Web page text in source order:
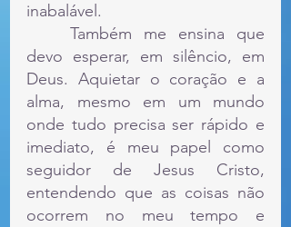
inabalável.
devo esperar, em silêncio, em
Deus. Aquietar o coração e a
alma, mesmo em um mundo
onde tudo precisa ser rápido e
imediato, é meu papel como
seguidor de Jesus Cristo,
entendendo que as coisas não
ocorrem no meu tempo e